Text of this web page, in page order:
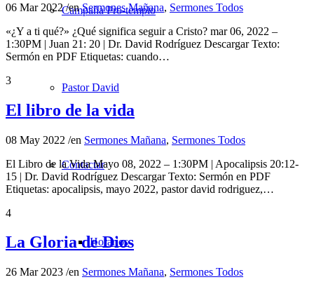
Campaña Pro-templo
Pastor David
Contactar
Horarios
06 Mar 2022/enSermones Mañana, Sermones Todos
«¿Y a ti qué?» ¿Qué significa seguir a Cristo? mar 06, 2022 –
1:30PM | Juan 21: 20 | Dr. David Rodríguez Descargar Texto:
Sermón en PDF Etiquetas: cuando…
3
El libro de la vida
08 May 2022 /en Sermones Mañana, Sermones Todos
El Libro de la Vida Mayo 08, 2022 – 1:30PM | Apocalipsis 20:12-
15 | Dr. David Rodríguez Descargar Texto: Sermón en PDF
Etiquetas: apocalipsis, mayo 2022, pastor david rodriguez,…
4
La Gloria de Dios
26 Mar 2023 /en Sermones Mañana, Sermones Todos